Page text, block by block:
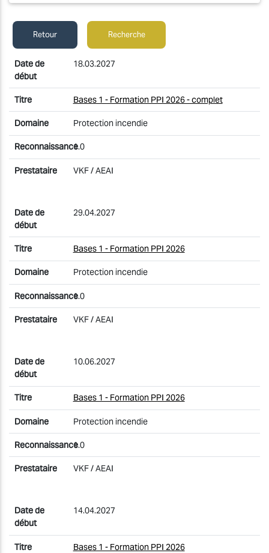
Retour Recherche
18.03.2027
Bases 1 - Formation PPI 2026 - complet
Protection incendie
1.0
VKF / AEAI
29.04.2027
Bases 1 - Formation PPI 2026
Protection incendie
1.0
VKF / AEAI
10.06.2027
Bases 1 - Formation PPI 2026
Protection incendie
1.0
VKF / AEAI
14.04.2027
Bases 1 - Formation PPI 2026